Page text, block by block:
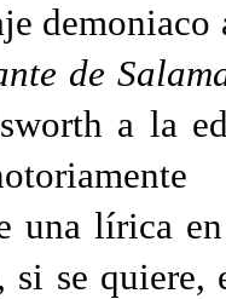
de
a la
una lírica
si se